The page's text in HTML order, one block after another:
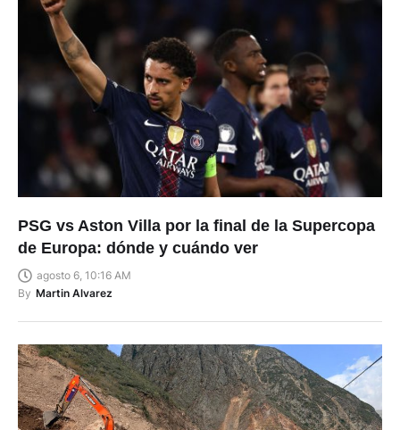
PSG vs Aston Villa por la final de la Supercopa
de Europa: dónde y cuándo ver
agosto 6, 10:16 AM
By Martin Alvarez